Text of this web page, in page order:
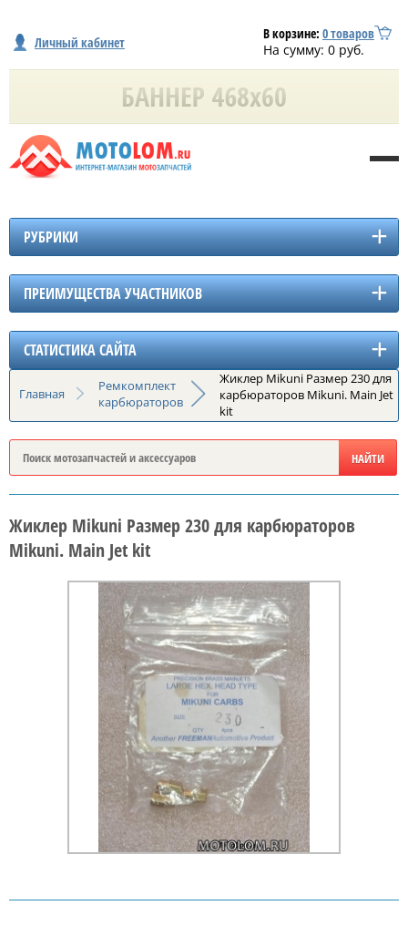
Личный кабинет В корзине: 0товаров
На сумму: 0 руб.
РУБРИКИ
ПРЕИМУЩЕСТВА УЧАСТНИКОВ
СТАТИСТИКА САЙТА
Главная
Ремкомплект
карбюраторов
Жиклер Mikuni Размер 230 для
карбюраторов Mikuni. Main Jet
kit
Жиклер Mikuni Размер 230 для карбюраторов
Mikuni. Main Jet kit